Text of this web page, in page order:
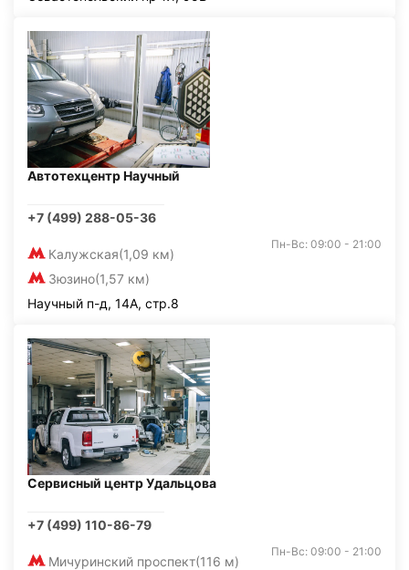
Автотехцентр Научный
+7 (499) 288-05-36
Калужская(1,09 км)
Зюзино(1,57 км)
Пн-Вс: 09:00 - 21:00
Научный п-д, 14А, стр.8
Сервисный центр Удальцова
+7 (499) 110-86-79
Мичуринский проспект(116 м)
Пн-Вс: 09:00 - 21:00